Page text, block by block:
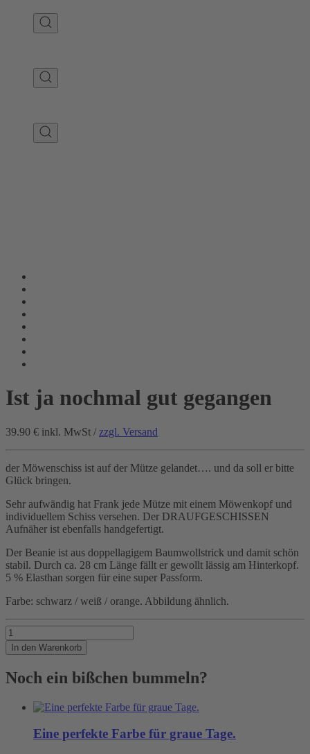
Ist ja nochmal gut gegangen
39.90 € inkl. MwSt / zzgl. Versand
der Möwenschiss ist auf der Mütze gelandet…. und da soll er bitte
Glück bringen.
Sehr aufwändig hat Frank jede Mütze mit einem Möwenkopf und
individuellem Schiss versehen. Der DRAUFGESCHISSEN
Aufnäher ist ebenfalls handgefertigt.
Der Beanie ist aus doppellagigem Baumwollstrick und damit schön
stabil. Durch ca. 28 cm Länge fällt er gewollt lässig am Hinterkopf.
5 % Elasthan sorgen für eine super Passform.
Farbe: schwarz / weiß / orange. Abbildung ähnlich.
Ist
ja
nochmal
gegangen
In den Warenkorb
Noch ein bißchen bummeln?
Eine perfekte Farbe für graue Tage.